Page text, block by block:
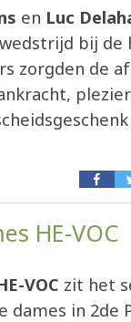
en Luc
bij de
zorgden de
HE-VOC
VOC zit het
dames in 2de